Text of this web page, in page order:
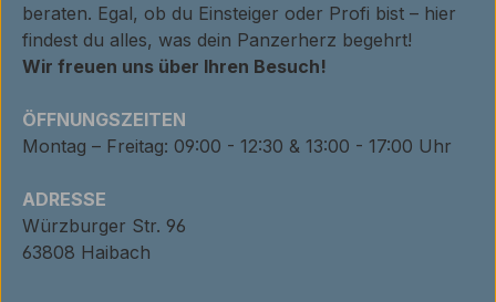
beraten. Egal, ob du Einsteiger oder Profi bist – hier
findest du alles, was dein Panzerherz begehrt!
Wir freuen uns über Ihren Besuch!
ÖFFNUNGSZEITEN
Montag – Freitag: 09:00 - 12:30 & 13:00 - 17:00 Uhr
ADRESSE
Würzburger Str. 96
63808 Haibach